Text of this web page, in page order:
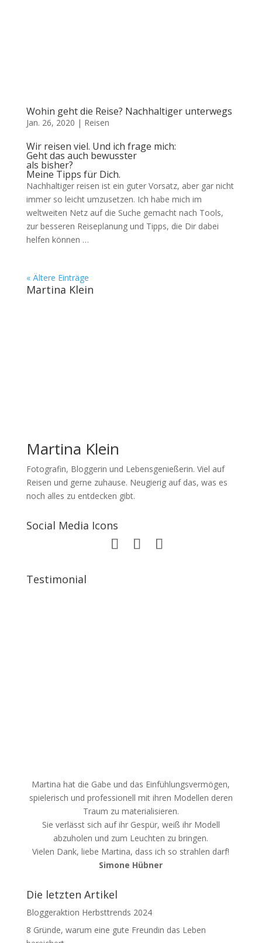
Wohin geht die Reise? Nachhaltiger unterwegs
Jan. 26, 2020 | Reisen
Wir reisen viel. Und ich frage mich:
Geht das auch bewusster
als bisher?
Meine Tipps für Dich.
Nachhaltiger reisen ist ein guter Vorsatz, aber gar nicht
immer so leicht umzusetzen. Ich habe mich im
weltweiten Netz auf die Suche gemacht nach Tools,
zur besseren Reiseplanung und Tipps, die Dir dabei
helfen können …
« Ältere Einträge
Martina Klein
Martina Klein
Fotografin, Bloggerin und Lebensgenießerin. Viel auf
Reisen und gerne zuhause. Neugierig auf das, was es
noch alles zu entdecken gibt.
Social Media Icons
Testimonial
Martina hat die Gabe und das Einfühlungsvermögen,
spielerisch und professionell mit ihren Modellen deren
Traum zu materialisieren.
Sie verlässt sich auf ihr Gespür, weiß ihr Modell
abzuholen und zum Leuchten zu bringen.
Vielen Dank, liebe Martina, dass ich so strahlen darf!
Simone Hübner
Die letzten Artikel
Bloggeraktion Herbsttrends 2024
8 Gründe, warum eine gute Freundin das Leben